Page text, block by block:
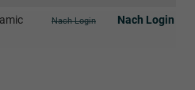
Nach Login
Nach Login